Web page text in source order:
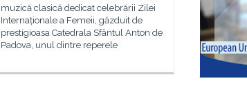
muzică clasică dedicat celebrării Zilei
Internaționale a Femeii, găzduit de
prestigioasa Catedrala Sfântul Anton de
Padova, unul dintre reperele